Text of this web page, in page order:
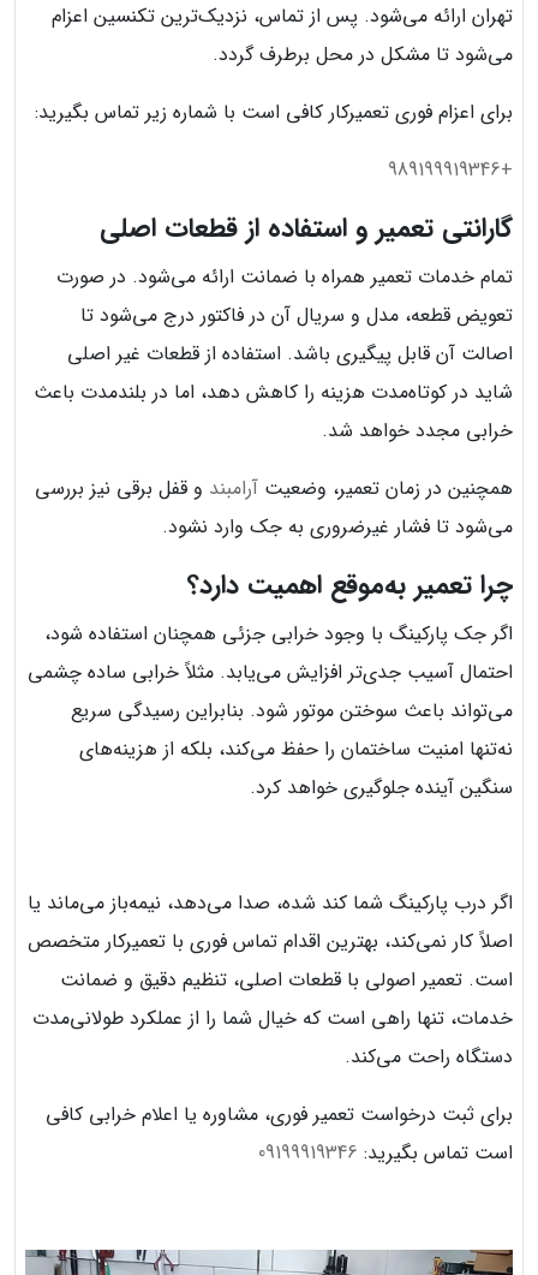
تهران ارائه می‌شود. پس از تماس، نزدیک‌ترین تکنسین اعزام
می‌شود تا مشکل در محل برطرف گردد.
برای اعزام فوری تعمیرکار کافی است با شماره زیر تماس بگیرید:
+989199919346
گارانتی تعمیر و استفاده از قطعات اصلی
تمام خدمات تعمیر همراه با ضمانت ارائه می‌شود. در صورت
تعویض قطعه، مدل و سریال آن در فاکتور درج می‌شود تا
اصالت آن قابل پیگیری باشد. استفاده از قطعات غیر اصلی
شاید در کوتاه‌مدت هزینه را کاهش دهد، اما در بلندمدت باعث
خرابی مجدد خواهد شد.
همچنین در زمان تعمیر، وضعیت آرامبند و قفل برقی نیز بررسی
می‌شود تا فشار غیرضروری به جک وارد نشود.
چرا تعمیر به‌موقع اهمیت دارد؟
اگر جک پارکینگ با وجود خرابی جزئی همچنان استفاده شود،
احتمال آسیب جدی‌تر افزایش می‌یابد. مثلاً خرابی ساده چشمی
می‌تواند باعث سوختن موتور شود. بنابراین رسیدگی سریع
نه‌تنها امنیت ساختمان را حفظ می‌کند، بلکه از هزینه‌های
سنگین آینده جلوگیری خواهد کرد.
اگر درب پارکینگ شما کند شده، صدا می‌دهد، نیمه‌باز می‌ماند یا
اصلاً کار نمی‌کند، بهترین اقدام تماس فوری با تعمیرکار متخصص
است. تعمیر اصولی با قطعات اصلی، تنظیم دقیق و ضمانت
خدمات، تنها راهی است که خیال شما را از عملکرد طولانی‌مدت
دستگاه راحت می‌کند.
برای ثبت درخواست تعمیر فوری، مشاوره یا اعلام خرابی کافی
است تماس بگیرید: 09199919346